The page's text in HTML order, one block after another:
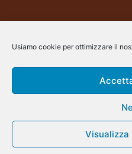
Usiamo cookie per ottimizzare il
@ArsCommunication 2023